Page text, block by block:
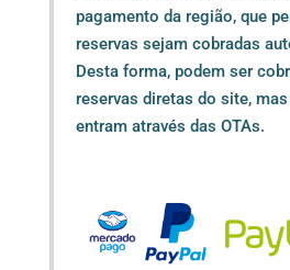
pagamento da região, que
reservas sejam cobradas
Desta forma, podem ser
reservas diretas do site,
entram através das OTAs.